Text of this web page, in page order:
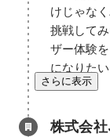
けじゃな
挑戦して
ザー体験
になりた
さらに表示
株式会